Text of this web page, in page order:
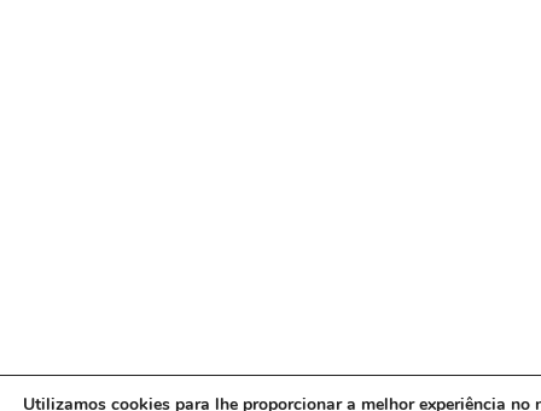
Utilizamos cookies para lhe proporcionar a melhor experiência no